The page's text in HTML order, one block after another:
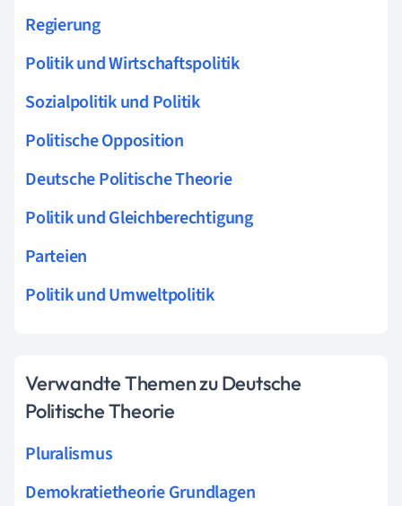
Regierung
Politik und Wirtschaftspolitik
Sozialpolitik und Politik
Politische Opposition
Deutsche Politische Theorie
Politik und Gleichberechtigung
Parteien
Politik und Umweltpolitik
Verwandte Themen zu Deutsche
Politische Theorie
Pluralismus
Demokratietheorie Grundlagen